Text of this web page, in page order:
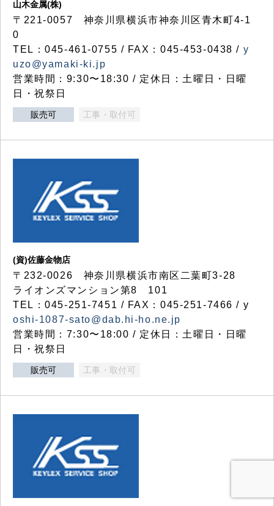
山木金属(株)
〒221-0057 神奈川県横浜市神奈川区青木町4-1
0
TEL：045-461-0755 / FAX：045-453-0438 / y
uzo@yamaki-ki.jp
営業時間：9:30〜18:30 / 定休日：土曜日・日曜
日・祝祭日
販売可 工事・取付可
(資)佐藤金物店
〒232-0026 神奈川県横浜市南区二葉町3-28
ライオンズマンション第8 101
TEL：045-251-7451 / FAX：045-251-7466 / y
oshi-1087-sato@dab.hi-ho.ne.jp
営業時間：7:30〜18:00 / 定休日：土曜日・日曜
日・祝祭日
販売可 工事・取付可